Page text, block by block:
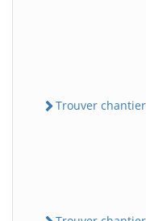
Trouver chantier